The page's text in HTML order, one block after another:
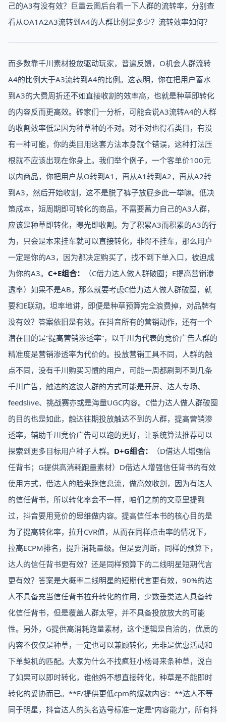
己的A3有没有效？巨量云图后台看一下人群的流转率，分别查
看从OA1A2A3流转到A4的人群比例是多少？流转效率如何？
而多数靠千川素材投放驱动玩家，普遍反馈，O机会人群流转
A4的比例大于A3流转到A4的比例。这表明，你在把用户蓄水
到A3的大费周折还不如直接收割的效率高，也就是种草即转化
的内容反而更高效。砖家们一分析，可能会说A3流转A4的人群
的收割效率低是因为种草种的不对。对不对也得看类目，有没
有一种可能，你的类目用这套方法本身就个错误，这种打法压
根就不应该出现在你身上。我们举个例子，一个客单价100元
以内商品，你把用户从O转到A1，再从A1转到A2，再从A2转
到A3，然后开始收割，这不是脱了裤子放屁多此一举嘛。低决
策成本，短周期即可转化的商品，不需要蓄力自己的A3人群，
应该是种草即转化，曝光即收割。为了积累A3而积累的A3的行
为，只会是本来挂车就可以直接转化，非得不挂车，那么用户
一定是你的A3，因为都决定购买了，找不到下单入口，被迫成
为你的A3。 C+E组合：
（C借力达人做人群破圈；E提高营销渗
透率）如果不是AB，那么就要考虑C借力达人做人群破圈，就
要和E联动。坦率地讲，即便是种草预算完全浪费掉，对品牌有
没有效？答案依旧是有效。在抖音所有的营销动作，还有一个
潜在目的是“提高营销渗透率”，以千川为代表的竞价广告人群的
精准度是营销渗透率为代价的。投放营销工具不同，人群的触
点不同，没有千川购买习惯的用户，可能一周都刷到不到几条
千川广告，触达的这波人群的方式可能是开屏、达人专场、
feedslive、挑战赛亦或是海量UGC内容。C借力达人做人群破圈
的目的也是如此，触达往期投放触达不到的人群，提高营销渗
透率，辅助千川竞价广告可以跑的更好，让系统算法推荐可以
探索到更多目标用户种子人群。 D+G组合：
（D借达人增强信
任背书；G提供高消耗跑量素材）D借达人增强信任背书的有效
使用方式，借达人的脸来跑信息流，做高效收割，因为有达人
的信任背书，所以转化率会不一样，咱们之前的文章里提到
过，抖音要用竞价的思维做内容。提高信任本书的核心目的是
为了提高转化率，拉升CVR值，从而在同样点击率的情况下，
拉高ECPM排名，提升消耗量级。但是要判断，同样的预算下，
达人的信任背书更有效？还是同样预算下的二线明星短期代言
更有效？答案是大概率二线明星的短期代言更有效，90%的达
人不具备充当信任背书拉升转化的作用，少数垂类达人具备转
化信任背书，但是覆盖人群太窄，并不具备投放放大的可能
性。另外，G提供高消耗跑量素材，这个逻辑是自洽的，优质的
内容不仅仅是种草，一定也可以兼顾转化，无非是优惠活动和
下单契机的匹配。大家为什么不找疯狂小杨哥来条种草，说白
了如果可以即时转化，谁他妈不想直接转化，种草是不能即时
转化的妥协而已。**F/提供更低cpm的爆款内容：**达人不等
同于明星，抖音达人的头名选号标准一定是“内容能力”，所有抖